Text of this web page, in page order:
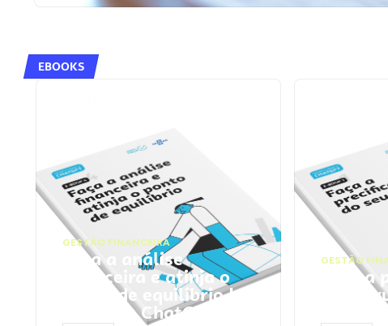
EBOOKS
GESTÃO FINANCEIRA
Faça a análise
financeira e atinja o
ponto de equilíbrio |
Prompts ChatGPT
GESTÃO
Faça
seu